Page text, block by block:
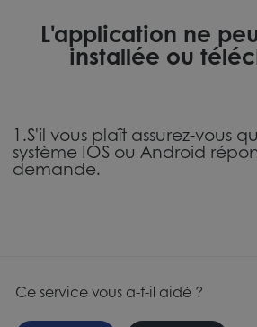
L'application ne
installée ou
1.S'il vous plaît assurez-vous
système IOS ou Android
demande.
Ce service vous a-t-il aidé ?